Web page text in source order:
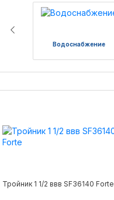
Водоснабжение
Тройник 1 1/2 ввв SF36140 Forte